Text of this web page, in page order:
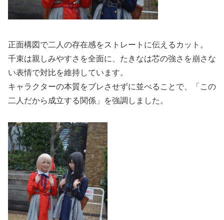
正面構図で二人の存在感をストレートに伝えるカット。
千束は親しみやすさを全面に、たきなは芯の強さを崩さな
い表情で対比を維持しています。
キャラクターの本質をブレさせずに並べることで、「この
二人だから成立する関係」を強調しました。